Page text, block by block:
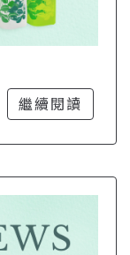
繼續閱讀